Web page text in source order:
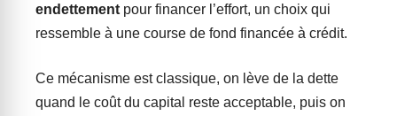
endettement pour financer l’effort, un choix qui
ressemble à une course de fond financée à crédit.
Ce mécanisme est classique, on lève de la dette
quand le coût du capital reste acceptable, puis on